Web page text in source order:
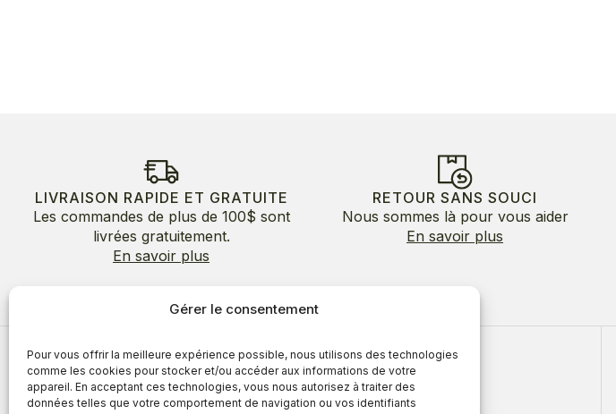
Gérer le consentement
Pour vous offrir la meilleure expérience possible, nous utilisons des technologies
comme les cookies pour stocker et/ou accéder aux informations de votre
appareil. En acceptant ces technologies, vous nous autorisez à traiter des
données telles que votre comportement de navigation ou vos identifiants
LIVRAISON RAPIDE ET GRATUITE
Les commandes de plus de 100$ sont
livrées gratuitement.
En savoir plus
RETOUR SANS SOUCI
Nous sommes là pour vous aider
En savoir plus
À propos de nous
À propos
Avantages